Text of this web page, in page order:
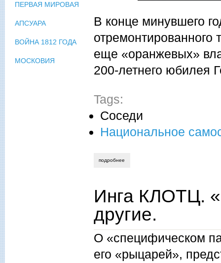
В конце минувшего
отремонтированного
еще «оранжевых»
200-летнего юбилея
Tags:
Соседи
Национальное
подробнее
Инга КЛОТЦ.
другие.
О «специфическом
его «рыцарей»,
ПЕРВАЯ МИРОВАЯ
АПСУАРА
ВОЙНА 1812 ГОДА
МОСКОВИЯ